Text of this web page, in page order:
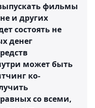
фильмы
и других
состоять не
денег
может быть
ко-
со всеми,